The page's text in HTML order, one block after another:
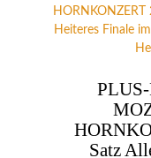
Satz